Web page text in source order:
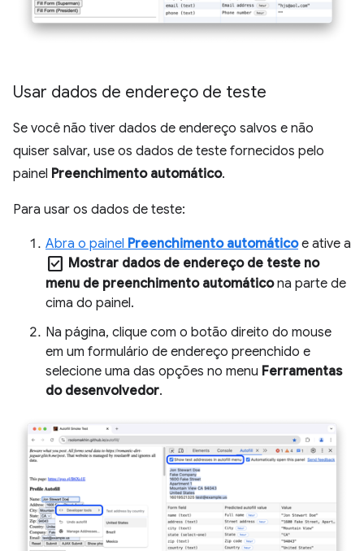
Usar dados de endereço de teste
Se você não tiver dados de endereço salvos e não
quiser salvar, use os dados de teste fornecidos pelo
painel Preenchimento automático.
Para usar os dados de teste:
Abra o painel Preenchimento automáticoe ative a
check_box Mostrar dados de endereço de teste no
menu de preenchimento automáticona parte de
cima do painel.
Na página, clique com o botão direito do mouse
em um formulário de endereço preenchido e
selecione uma das opções no menu Ferramentas
do desenvolvedor.